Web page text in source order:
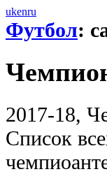
ukenru
Футбол:
2017-18,
Список